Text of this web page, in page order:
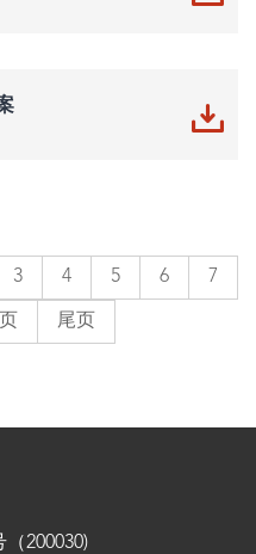
3 4 5 6 7
尾页
200030)